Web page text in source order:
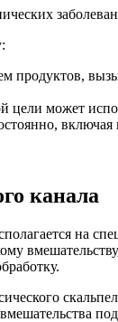
продуктов,
может
канала
на